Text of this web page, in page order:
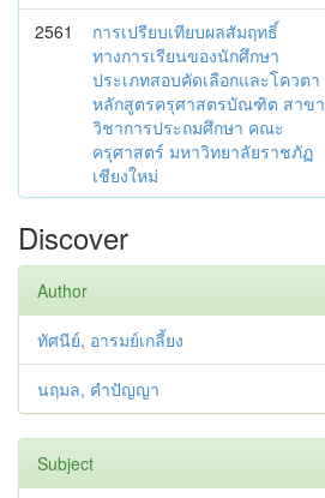
2561
การเปรียบเทียบผลสัมฤทธิ์
ทางการเรียนของนักศึกษา
ประเภทสอบคัดเลือกและโควตา
หลักสูตรครุศาสตรบัณฑิต สาขา
วิชาการประถมศึกษา คณะ
ครุศาสตร์ มหาวิทยาลัยราชภัฏ
เชียงใหม่
Discover
Author
ทัศนีย์, อารมย์เกลี้ยง
นฤมล, คำปัญญา
Subject